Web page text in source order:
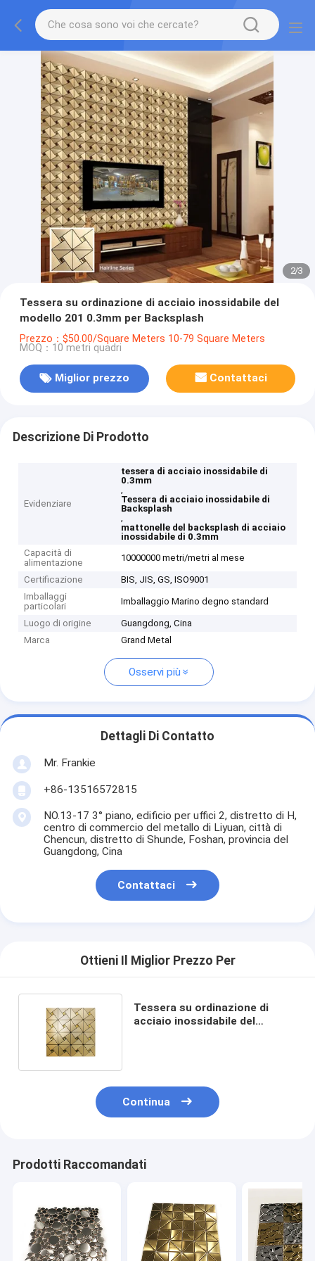
2/3
Tessera su ordinazione di acciaio inossidabile del
modello 201 0.3mm per Backsplash
Prezzo：$50.00/Square Meters 10-79 Square Meters
MOQ：10 metri quadri
Miglior prezzo Contattaci
Descrizione Di Prodotto
Evidenziare
tessera di acciaio inossidabile di
0.3mm
,
Tessera di acciaio inossidabile di
Backsplash
,
mattonelle del backsplash di acciaio
inossidabile di 0.3mm
Capacità di
alimentazione
10000000 metri/metri al mese
Certificazione
BIS, JIS, GS, ISO9001
Imballaggi
particolari
Imballaggio Marino degno standard
Luogo di origine
Guangdong, Cina
Marca
Grand Metal
Osservi più
Dettagli Di Contatto
Mr. Frankie
+86-13516572815
NO.13-17 3° piano, edificio per uffici 2, distretto di H,
centro di commercio del metallo di Liyuan, città di
Chencun, distretto di Shunde, Foshan, provincia del
Guangdong, Cina
Contattaci
Ottieni Il Miglior Prezzo Per
Tessera su ordinazione di
acciaio inossidabile del
Continua
Prodotti Raccomandati